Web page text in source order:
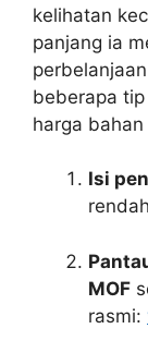
kelihatan
panjang ia
beberapa
harga bahan
Isi
MOF
rasmi: